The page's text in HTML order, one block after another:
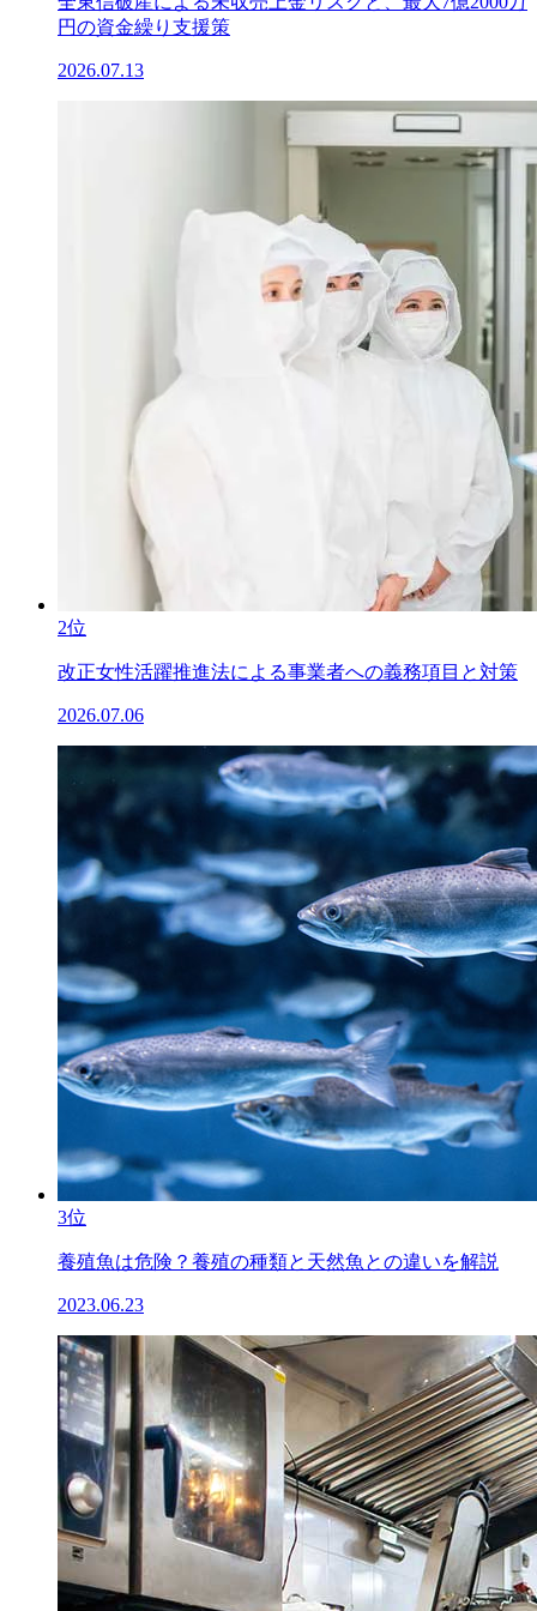
円の資金繰り支援策
2026.07.13
2位
改正女性活躍推進法による事業者への義務項目と対策
2026.07.06
3位
養殖魚は危険？養殖の種類と天然魚との違いを解説
2023.06.23